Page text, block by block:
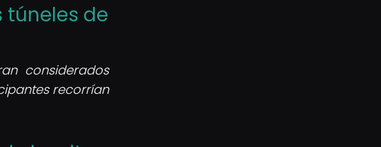
túneles de
considerados
recorrían